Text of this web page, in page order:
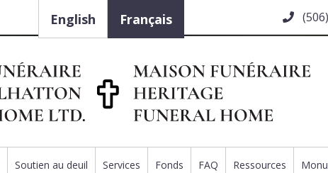
English Français
Soutien au deuil Services Fonds FAQ Ressources